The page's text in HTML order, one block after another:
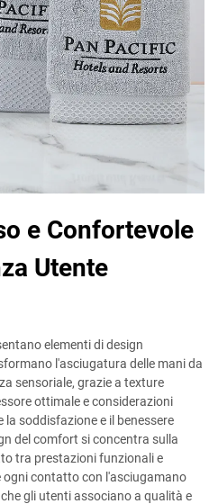
e Confortevole
Utente
elementi di design
l'asciugatura delle mani da
sensoriale, grazie a texture
ottimale e considerazioni
soddisfazione e il benessere
del comfort si concentra sulla
tra prestazioni funzionali e
ogni contatto con l'asciugamano
gli utenti associano a qualità e